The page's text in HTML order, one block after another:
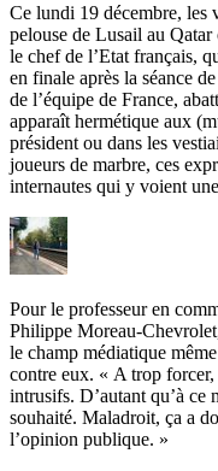
Ce lundi 19 décembre, les
pelouse de Lusail au
le chef de l’Etat français,
en finale après la séance
de l’équipe de France,
apparaît hermétique aux
président ou dans les
joueurs de marbre, ces
internautes qui y voient
Pour le professeur en
Philippe Moreau-
le champ médiatique
contre eux. « A trop
intrusifs. D’autant qu’à ce
souhaité. Maladroit, ça a
l’opinion publique. »